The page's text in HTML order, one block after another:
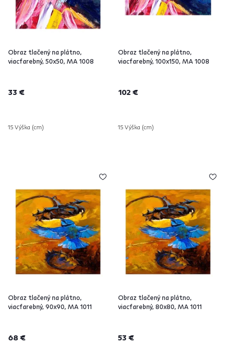
Obraz tlačený na plátno,
viacfarebný, 50x50, MA 1008
33 €
15 Výška (cm)
Obraz tlačený na plátno,
viacfarebný, 100x150, MA 1008
102 €
15 Výška (cm)
Obraz tlačený na plátno,
viacfarebný, 90x90, MA 1011
68 €
Obraz tlačený na plátno,
viacfarebný, 80x80, MA 1011
53 €